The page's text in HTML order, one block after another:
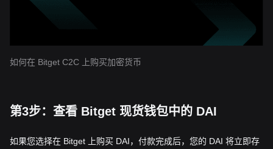
如何在 Bitget C2C 上购买加密货币
第3步：查看 Bitget 现货钱包中的 DAI
如果您选择在 Bitget 上购买 DAI，付款完成后，您的 DAI 将立即存